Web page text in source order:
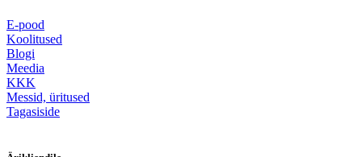
E-pood
Koolitused
Blogi
Meedia
KKK
Messid, üritused
Tagasiside